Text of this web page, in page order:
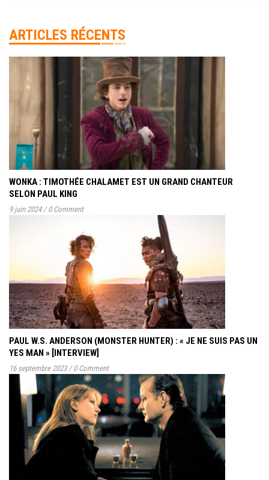
ARTICLES RÉCENTS
WONKA : TIMOTHÉE CHALAMET EST UN GRAND CHANTEUR
SELON PAUL KING
9 juin 2024 / 0 Comment
PAUL W.S. ANDERSON (MONSTER HUNTER) : « JE NE SUIS PAS UN
YES MAN » [INTERVIEW]
16 septembre 2023 / 0 Comment